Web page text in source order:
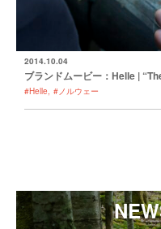
2014.10.04
ブランドムービー：Helle |
#Helle #ノルウェー